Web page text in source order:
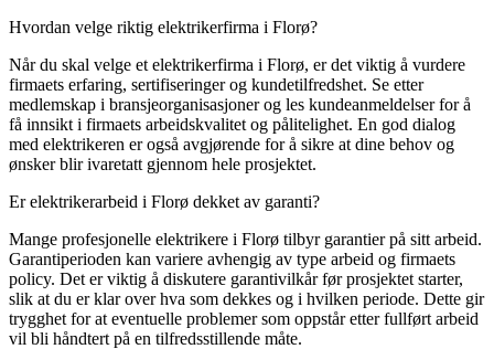
Hvordan velge riktig elektrikerfirma i Florø?
Når du skal velge et elektrikerfirma i Florø, er det viktig å vurdere
firmaets erfaring, sertifiseringer og kundetilfredshet. Se etter
medlemskap i bransjeorganisasjoner og les kundeanmeldelser for å
få innsikt i firmaets arbeidskvalitet og pålitelighet. En god dialog
med elektrikeren er også avgjørende for å sikre at dine behov og
ønsker blir ivaretatt gjennom hele prosjektet.
Er elektrikerarbeid i Florø dekket av garanti?
Mange profesjonelle elektrikere i Florø tilbyr garantier på sitt arbeid.
Garantiperioden kan variere avhengig av type arbeid og firmaets
policy. Det er viktig å diskutere garantivilkår før prosjektet starter,
slik at du er klar over hva som dekkes og i hvilken periode. Dette gir
trygghet for at eventuelle problemer som oppstår etter fullført arbeid
vil bli håndtert på en tilfredsstillende måte.